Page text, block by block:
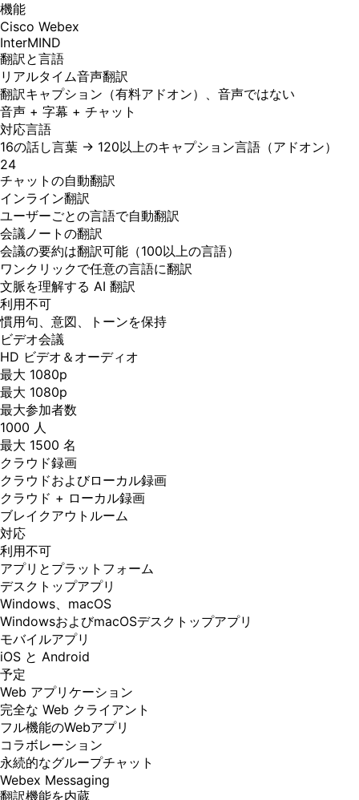
機能
Cisco Webex
InterMIND
翻訳と言語
リアルタイム音声翻訳
翻訳キャプション（有料アドオン）、音声ではない
音声 + 字幕 + チャット
対応言語
16の話し言葉 → 120以上のキャプション言語（アドオン）
24
チャットの自動翻訳
インライン翻訳
ユーザーごとの言語で自動翻訳
会議ノートの翻訳
会議の要約は翻訳可能（100以上の言語）
ワンクリックで任意の言語に翻訳
文脈を理解する AI 翻訳
利用不可
慣用句、意図、トーンを保持
ビデオ会議
HD ビデオ＆オーディオ
最大 1080p
最大 1080p
最大参加者数
1000 人
最大 1500 名
クラウド録画
クラウドおよびローカル録画
クラウド + ローカル録画
ブレイクアウトルーム
対応
利用不可
アプリとプラットフォーム
デスクトップアプリ
Windows、macOS
WindowsおよびmacOSデスクトップアプリ
モバイルアプリ
iOS と Android
予定
Web アプリケーション
完全な Web クライアント
フル機能のWebアプリ
コラボレーション
永続的なグループチャット
Webex Messaging
翻訳機能を内蔵